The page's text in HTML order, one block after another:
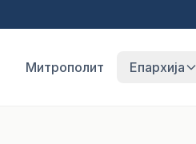
Митрополит Епархија